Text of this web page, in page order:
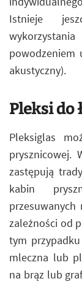
Istnieje
powodzeniem
akustyczny).
Pleksi do
Pleksiglas
prysznicowej.
zastępują
kabin
przesuwanych
zależności od
tym
mleczna lub
na brąz lub